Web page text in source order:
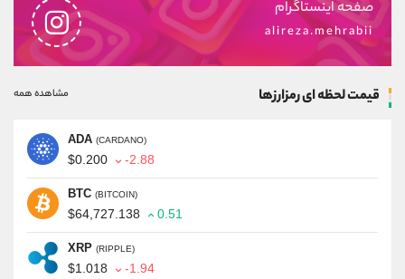
صفحه اینستاگرام
alireza.mehrabii
قیمت لحظه ای رمزارزها مشاهده همه
ADA (CARDANO)
$0.200 -2.88
BTC (BITCOIN)
$64,727.138 0.51
XRP (RIPPLE)
$1.018 -1.94